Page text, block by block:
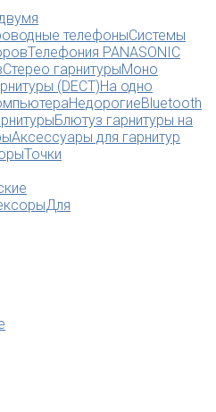
телефоныСистемы
Телефония PANASONIC
Стерео гарнитурыМоно
(DECT)На одно
НедорогиеBluetooth
Блютуз гарнитуры на
Аксессуары для гарнитур
Точки
Для